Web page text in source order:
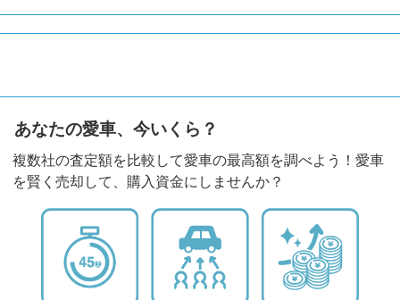
あなたの愛車、今いくら？
複数社の査定額を比較して愛車の最高額を調べよう！愛車
を賢く売却して、購入資金にしませんか？